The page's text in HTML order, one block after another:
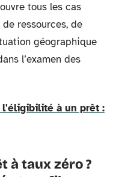
tous les cas
ressources, de
géographique
l’examen des
l'éligibilité à un prêt :
à taux zéro ?